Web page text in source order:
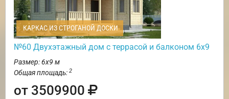
КАРКАС ИЗ СТРОГАНОЙ ДОСКИ
№60 Двухэтажный дом с террасой и балконом 6х9
Размер: 6х9 м
Общая площадь: 2
от 3509900